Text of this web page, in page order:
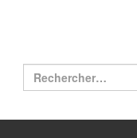
Rechercher :